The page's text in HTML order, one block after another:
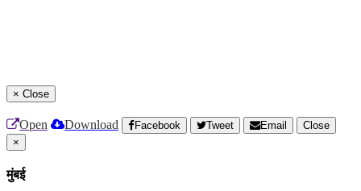
× Close
Open Download Facebook Tweet Email
Close
×
मुंबई